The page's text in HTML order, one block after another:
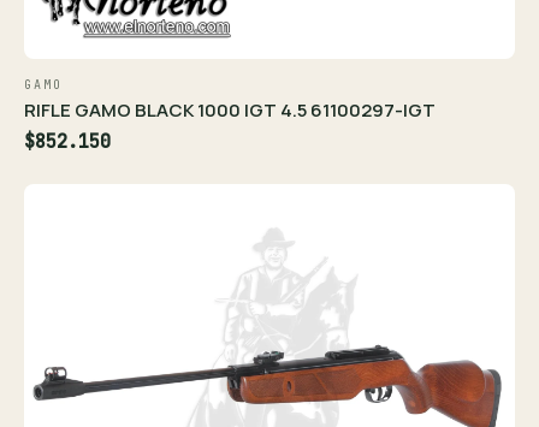
GAMO
RIFLE GAMO BLACK 1000 IGT 4.5 61100297-IGT
$852.150